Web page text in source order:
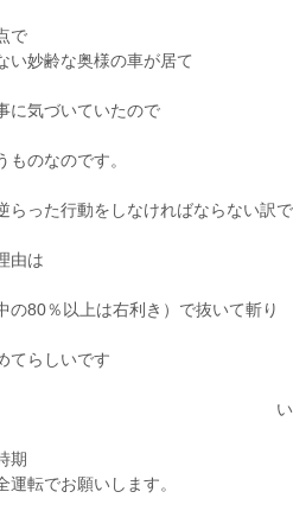
で
い妙齢な奥様の車が居て
に気づいていたので
ものなのです。
らった行動をしなければならない訳で
由は
の80％以上は右利き）で抜いて斬り
てらしいです
期
転でお願いします。